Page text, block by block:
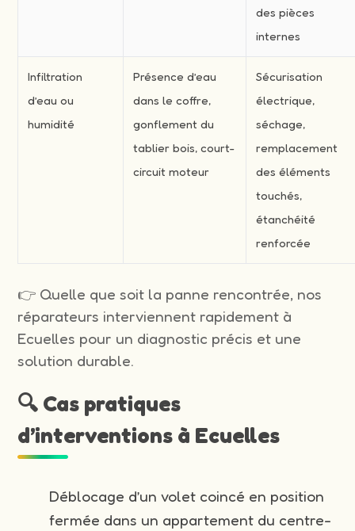
des pièces
internes
Infiltration
d’eau ou
humidité
Présence d’eau
dans le coffre,
gonflement du
tablier bois, court-
circuit moteur
Sécurisation
électrique,
séchage,
remplacement
des éléments
touchés,
étanchéité
renforcée
👉 Quelle que soit la panne rencontrée, nos
réparateurs interviennent rapidement à
Ecuelles pour un diagnostic précis et une
solution durable.
🔍 Cas pratiques
d’interventions à Ecuelles
Déblocage d’un volet coincé en position
fermée dans un appartement du centre-